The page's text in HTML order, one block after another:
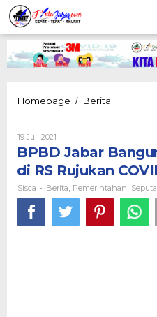
Lewati
ke
konten
Homepage / Berita
Serbaguna
RS
Rujukan
COVID-
19 Juli 2021
Sisca
BPBD Jabar
di RS Rujukan
Sisca - Berita Pemerintahan